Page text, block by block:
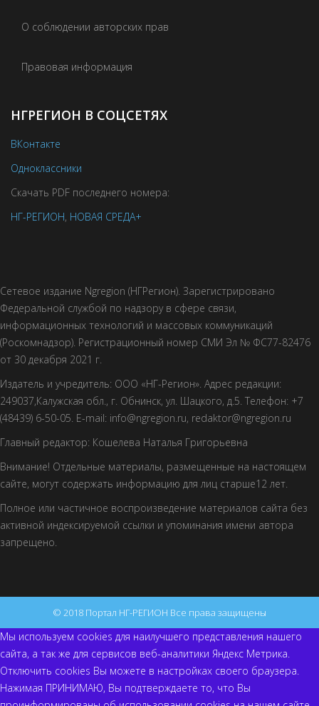
О соблюдении авторских прав
Правовая информация
НГРЕГИОН В СОЦСЕТЯХ
ВКонтакте
Одноклассники
Скачать PDF последнего номера:
НГ-РЕГИОН, НОВАЯ СРЕДА+
Сетевое издание Ngregion (НГРегион). Зарегистрировано
Федеральной службой по надзору в сфере связи,
информационных технологий и массовых коммуникаций
(Роскомнадзор). Регистрационный номер СМИ Эл № ФС77-82476
от 30 декабря 2021 г.
Издатель и учредитель: ООО «НГ-Регион». Адрес редакции:
249037,Калужская обл., г. Обнинск, ул. Шацкого, д.5. Телефон: +7
(48439) 6-50-05. E-mail: info@ngregion.ru, redaktor@ngregion.ru
Главный редактор: Кошелева Наталья Григорьевна
Внимание! Отдельные материалы, размещенные на настоящем
сайте, могут содержать информацию для лиц старше12 лет.
Полное или частичное воспроизведение материалов сайта без
активной индексируемой ссылки и упоминания имени автора
запрещено.
© 2018 Портал НГ-РЕГИОН Все права защищены
Мы используем cookies для наилучшего представления нашего
сайта, а так же для сервисов веб-аналитики Яндекс Метрика.
Отключить cookies Вы можете в настройках своего браузера.
Нажимая ПРИНИМАЮ, Вы подтверждаете то, что Вы